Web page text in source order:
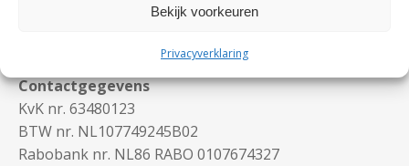
Bekijk voorkeuren
Privacyverklaring
Contactgegevens
KvK nr. 63480123
BTW nr. NL107749245B02
Rabobank nr. NL86 RABO 0107674327